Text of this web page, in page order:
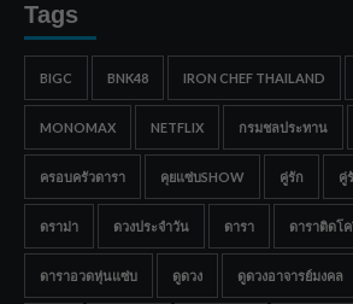
Tags
BIGC BNK48 IRON CHEF THAILAND
MONOMAX NETFLIX กรมชลประทาน
ครอบครัวดารา คุยแซ่บSHOW คู่รัก คู่
ดราม่า ดวงประจำวัน ดารา ดาราติดโ
ดาราอวดหุ่นแซ่บ ดูดวง ดูดวงอาจารย์มงคล